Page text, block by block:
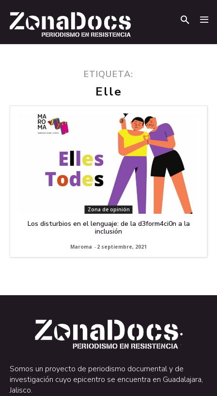
ETIQUETA:
Elle
Zona de opinión
Los disturbios en el lenguaje: de la d3form4ci0n a la
inclusión
Maroma - 2 septiembre, 2021
.
.
Somos un proyecto de periodismo documental y de
investigación cuyo epicentro se encuentra en Guadalajara,
Jalisco.